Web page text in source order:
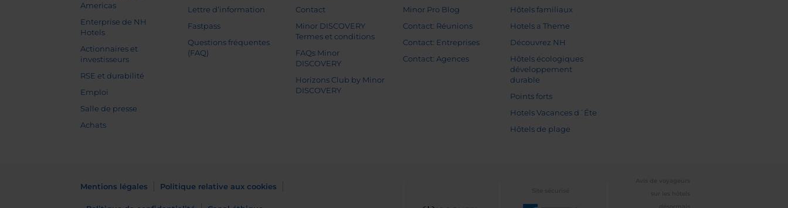
Americas
Enterprise de NH
Hotels
Actionnaires et
investisseurs
RSE et durabilité
Emploi
Salle de presse
Achats
Lettre d’information
Fastpass
Questions fréquentes
(FAQ)
Contact
Minor DISCOVERY
Termes et conditions
FAQs Minor
DISCOVERY
Horizons Club by Minor
DISCOVERY
Minor Pro Blog
Contact: Réunions
Contact: Entreprises
Contact: Agences
Hôtels familiaux
Hotels a Theme
Découvrez NH
Hôtels écologiques
développement
durable
Points forts
Hotels Vacances d´Éte
Hôtels de plage
Mentions légales Politique relative aux cookies